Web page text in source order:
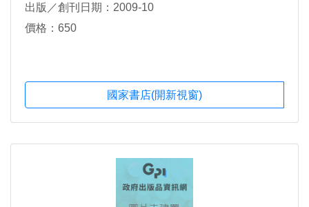
出版／創刊日期：2009-10
價格：650
國家書店(開新視窗)